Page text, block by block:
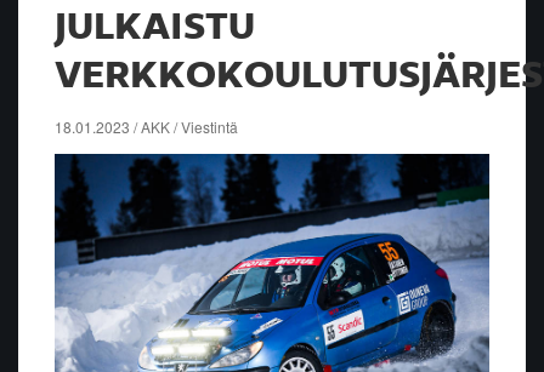
JULKAISTU
18.01.2023 / AKK / Viestintä